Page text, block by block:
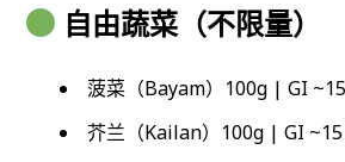
自由蔬菜（不限量）
菠菜（Bayam）100g | GI
芥兰（Kailan）100g | GI